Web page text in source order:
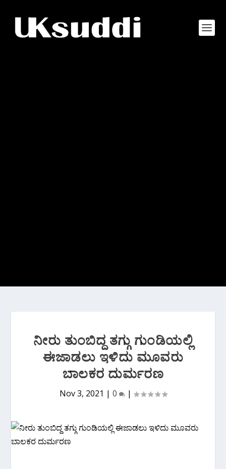
ನೀರು ತುಂಬಿದ್ದ ತಗ್ಗು ಗುಂಡಿಯಲ್ಲಿ‌
ಈಜಾಡಲು ಇಳಿದು ಮೂವರು
ಬಾಲಕರ ದುರ್ಮರಣ
Nov 3, 2021 | 0 |